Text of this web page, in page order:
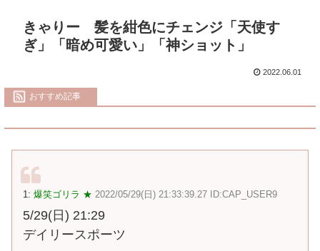
きゃりー 髪を紺色にチェンジ「天使す
ぎ」「暗め可愛い」「神ショット」
2022.06.01
おすすめ記事
1: 爆笑ゴリラ ★ 2022/05/29(日) 21:33:39.27 ID:CAP_USER9
5/29(日) 21:29
デイリースポーツ